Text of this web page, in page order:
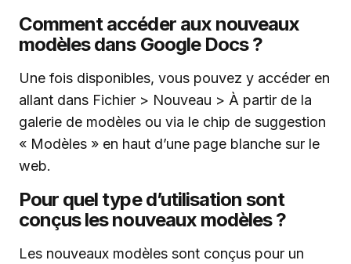
Comment accéder aux nouveaux
modèles dans Google Docs ?
Une fois disponibles, vous pouvez y accéder en
allant dans Fichier > Nouveau > À partir de la
galerie de modèles ou via le chip de suggestion
« Modèles » en haut d’une page blanche sur le
web.
Pour quel type d’utilisation sont
conçus les nouveaux modèles ?
Les nouveaux modèles sont conçus pour un